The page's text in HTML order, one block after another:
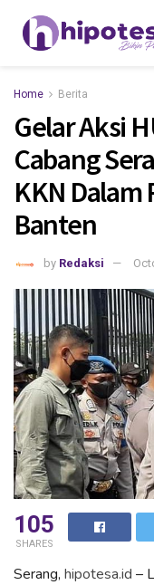
Home Berita
Gelar Aksi
Cabang
KKN Dalam
Banten
by Redaksi
105
SHARES
Serang, hipotesa.id –